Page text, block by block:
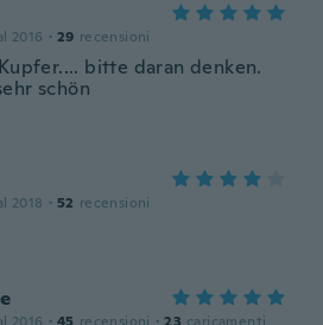
2016 · 29 recensioni
bitte daran denken.
schön
2018 · 52 recensioni